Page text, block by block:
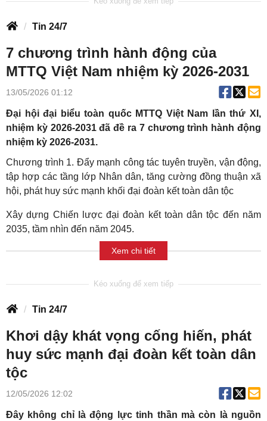
Tin 24/7
7 chương trình hành động của
MTTQ Việt Nam nhiệm kỳ 2026-2031
13/05/2026 01:12
Đại hội đại biểu toàn quốc MTTQ Việt Nam lần thứ XI,
nhiệm kỳ 2026-2031 đã đề ra 7 chương trình hành động
nhiệm kỳ 2026-2031.
Chương trình 1. Đẩy mạnh công tác tuyên truyền, vận động,
tập hợp các tầng lớp Nhân dân, tăng cường đồng thuận xã
hội, phát huy sức mạnh khối đại đoàn kết toàn dân tộc
Xây dựng Chiến lược đại đoàn kết toàn dân tộc đến năm
2035, tầm nhìn đến năm 2045.
Xem chi tiết
Tin 24/7
Khơi dậy khát vọng cống hiến, phát
huy sức mạnh đại đoàn kết toàn dân
tộc
12/05/2026 12:02
Đây không chỉ là động lực tinh thần mà còn là nguồn